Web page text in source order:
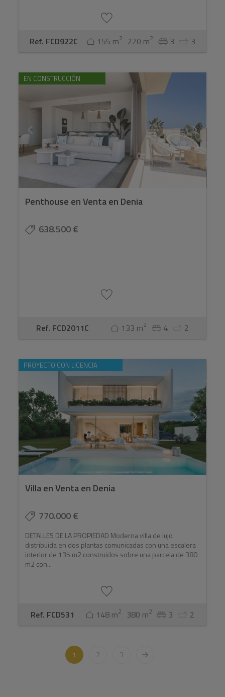
Ref. FCD922C 155 m2 220 m2 3 3
EN CONSTRUCCIÓN
Penthouse en Venta en Denia
638.500 €
Ref. FCD2011C 133 m2 4 2
PROYECTO CON LICENCIA
Villa en Venta en Denia
770.000 €
DETALLES DE LA PROPIEDAD Moderna villa de lujo
distribuida en dos plantas comunicadas con una escalera
interior de 135 m2 construidos sobre una parcela de 380
m2 con...
Ref. FCD531 148 m2 380 m2 3 2
1 2 3